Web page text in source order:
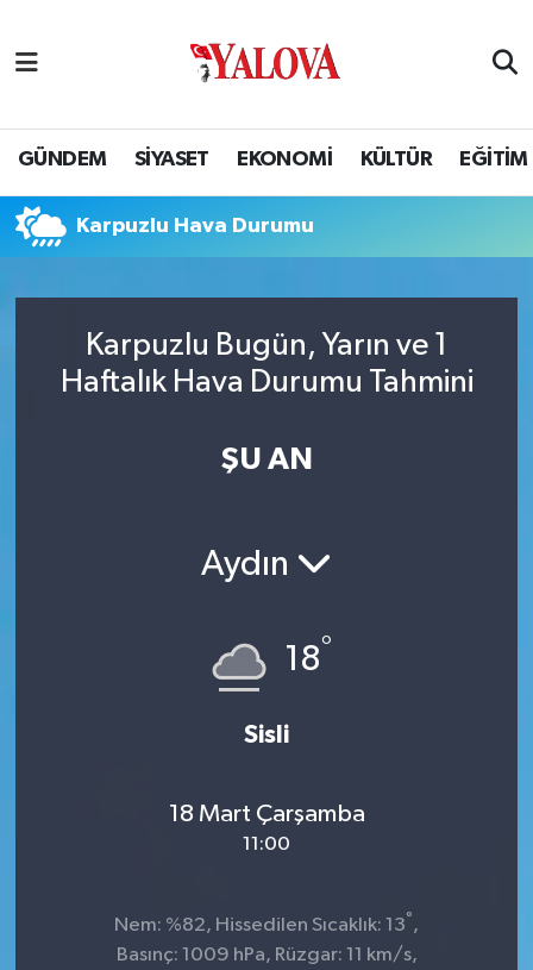
GÜNDEM SİYASET EKONOMİ KÜLTÜR EĞİTİM
Karpuzlu Hava Durumu
Karpuzlu Bugün, Yarın ve 1
Haftalık Hava Durumu Tahmini
ŞU AN
Aydın
18°
Sisli
18 Mart Çarşamba
11:00
Nem: %82, Hissedilen Sıcaklık: 13° ,
Basınç: 1009 hPa, Rüzgar: 11 km/s,
SİYASET
EĞİTİM
BİLİM VE TEKNOLOJİ
Yalova Nöbetçi Eczaneler
Yalova Hava Durumu
Puan Durumu ve Fikstür
Tüm Manşetler
Son Dakika Haberleri